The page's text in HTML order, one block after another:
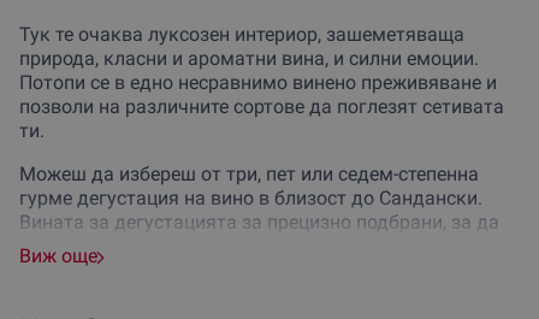
Тук те очаква луксозен интериор, зашеметяваща
природа, класни и ароматни вина, и силни емоции.
Потопи се в едно несравнимо винено преживяване и
позволи на различните сортове да поглезят сетивата
ти.
Можеш да избереш от три, пет или седем-степенна
гурме дегустация на вино в близост до Сандански.
Вината за дегустацията за прецизно подбрани, за да
могат да позволят на всеки да се докосне до
различните сортове вино.
Дегустациите са съпроводени с беседа във винарната
Виж още